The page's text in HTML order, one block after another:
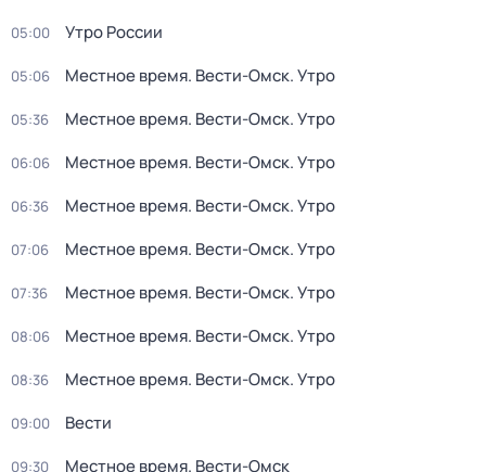
05:00 Утро России
05:06 Местное время. Вести-Омск. Утро
05:36 Местное время. Вести-Омск. Утро
06:06 Местное время. Вести-Омск. Утро
06:36 Местное время. Вести-Омск. Утро
07:06 Местное время. Вести-Омск. Утро
07:36 Местное время. Вести-Омск. Утро
08:06 Местное время. Вести-Омск. Утро
08:36 Местное время. Вести-Омск. Утро
09:00 Вести
09:30 Местное время. Вести-Омск